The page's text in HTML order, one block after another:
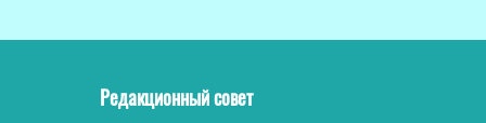
Редакционный совет